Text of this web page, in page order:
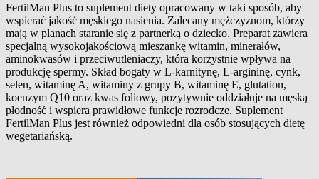
Opis produktu
FertilMan Plus to suplement diety opracowany w taki sposób, aby
wspierać jakość męskiego nasienia. Zalecany mężczyznom, którzy
mają w planach staranie się z partnerką o dziecko. Preparat zawiera
specjalną wysokojakościową mieszankę witamin, minerałów,
aminokwasów i przeciwutleniaczy, która korzystnie wpływa na
produkcję spermy. Skład bogaty w L-karnitynę, L-argininę, cynk,
selen, witaminę A, witaminy z grupy B, witaminę E, glutation,
koenzym Q10 oraz kwas foliowy, pozytywnie oddziałuje na męską
płodność i wspiera prawidłowe funkcje rozrodcze. Suplement
FertilMan Plus jest również odpowiedni dla osób stosujących dietę
wegetariańską.